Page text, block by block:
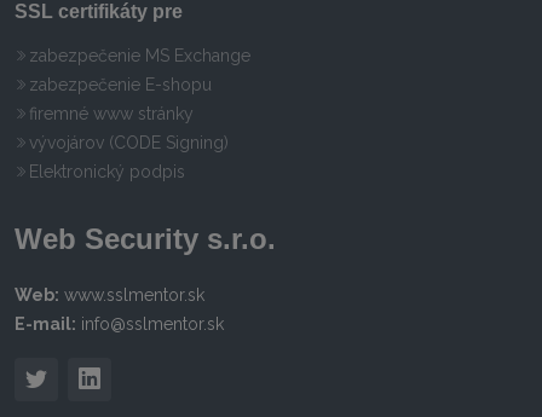
SSL certifikáty pre
zabezpečenie MS Exchange
zabezpečenie E-shopu
firemné www stránky
vývojárov (CODE Signing)
Elektronický podpis
Web Security s.r.o.
Web: www.sslmentor.sk
E-mail: info@sslmentor.sk